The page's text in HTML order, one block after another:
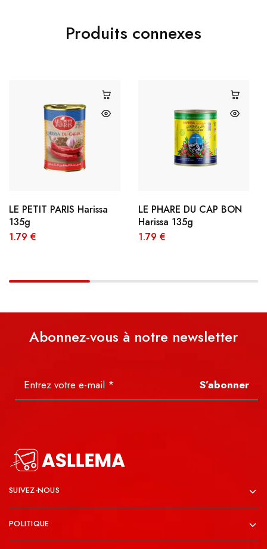
Produits connexes
LE PETIT PARIS Harissa
135g
1.79 €
LE PHARE DU CAP BON
Harissa 135g
1.79 €
Abonnez-vous à notre newsletter
S’abonner
SUIVEZ-NOUS
POLITIQUE